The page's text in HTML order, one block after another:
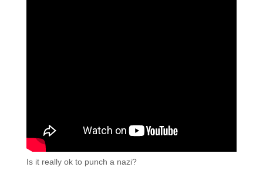
Is it really ok to punch a nazi?